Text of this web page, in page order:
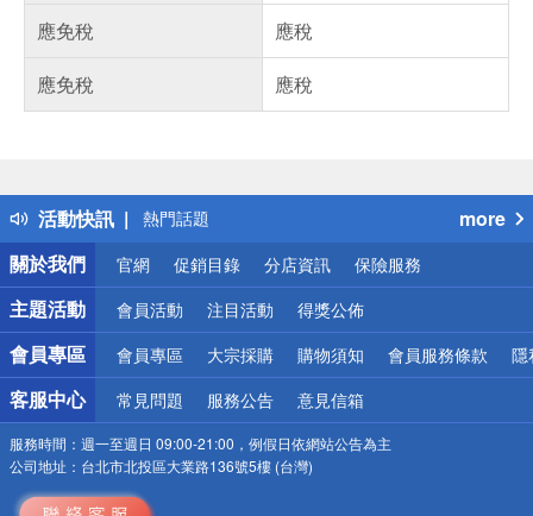
應免稅
應稅
應免稅
應稅
活動快訊
得獎公告
熱門話題
銀行優惠
偏遠地區配送
詐騙網頁！請小心！
more
關於我們
官網 促銷目錄 分店資訊 保險服務
主題活動 會員活動 注目活動 得獎公佈
會員專區 會員專區 大宗採購 購物須知 會員服務條款 隱
客服中心 常見問題 服務公告 意見信箱
服務時間： 週一至週日 09:00-21:00，例假日依網站公告為主
公司地址： 台北市北投區大業路136號5樓 (台灣)